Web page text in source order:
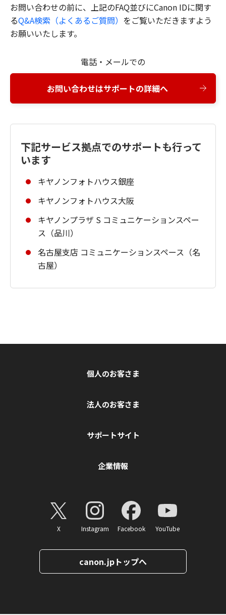
お問い合わせの前に、上記のFAQ並びにCanon IDに関す
るQ&A検索（よくあるご質問） をご覧いただきますよう
お願いいたします。
電話・メールでの
お問い合わせはサポートの詳細へ
下記サービス拠点でのサポートも行って
います
キヤノンフォトハウス銀座
キヤノンフォトハウス大阪
キヤノンプラザ S コミュニケーションスペー
ス（品川）
名古屋支店 コミュニケーションスペース（名
古屋）
個人のお客さま
法人のお客さま
サポートサイト
企業情報
X Instagram Facebook YouTube
canon.jpトップへ